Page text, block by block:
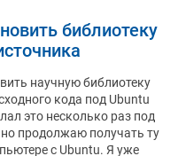
библиотеку
научную библиотеку
кода под Ubuntu
это несколько раз под
но продолжаю получать ту
с Ubuntu. Я уже